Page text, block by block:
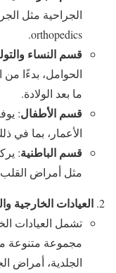
الجراحية مثل
orthopedics.
قسم النساء
الحوامل، بدءًا من
ما بعد الولادة.
قسم الأطفال:
الأعمار، بما في
قسم الباطنية:
مثل أمراض
العيادات الخارجية
تشمل العيادات
مجموعة متنوعة
الجلدية، أمراض